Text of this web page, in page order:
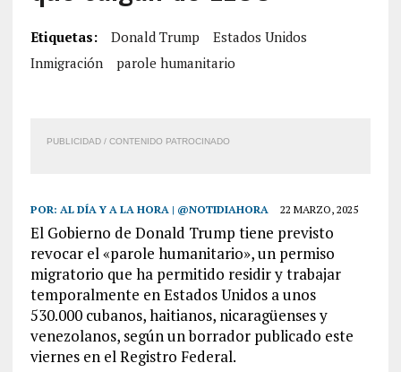
Etiquetas: Donald Trump
Estados Unidos
Inmigración
parole humanitario
PUBLICIDAD / CONTENIDO PATROCINADO
POR: AL DÍA Y A LA HORA | @NOTIDIAHORA 22 MARZO, 2025
El Gobierno de Donald Trump tiene previsto
revocar el «parole humanitario», un permiso
migratorio que ha permitido residir y trabajar
temporalmente en Estados Unidos a unos
530.000 cubanos, haitianos, nicaragüenses y
venezolanos, según un borrador publicado este
viernes en el Registro Federal.